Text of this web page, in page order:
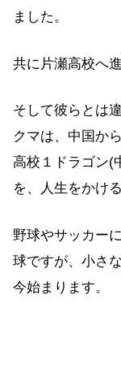
ました。
共に片瀬高校へ
そして彼らとは
クマは、中国か
高校１ドラゴン(
を、人生をかけ
野球やサッカー
球ですが、小さ
今始まります。